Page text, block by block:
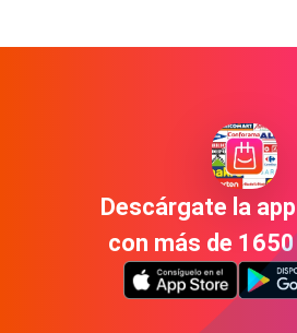
Descárgate la
con más de